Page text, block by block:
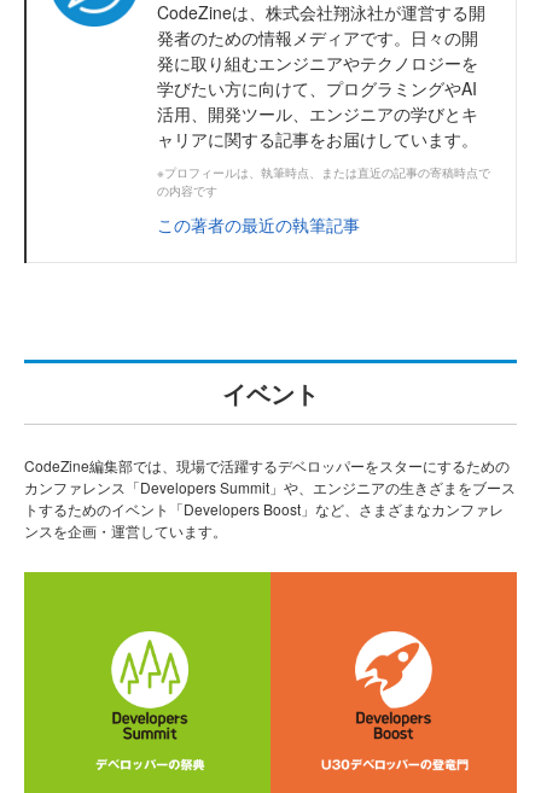
CodeZineは、株式会社翔泳社が運営する開
発者のための情報メディアです。日々の開
発に取り組むエンジニアやテクノロジーを
学びたい方に向けて、プログラミングやAI
活用、開発ツール、エンジニアの学びとキ
ャリアに関する記事をお届けしています。
※プロフィールは、執筆時点、または直近の記事の寄稿時点で
の内容です
この著者の最近の執筆記事
イベント
CodeZine編集部では、現場で活躍するデベロッパーをスターにするための
カンファレンス「Developers Summit」や、エンジニアの生きざまをブース
トするためのイベント「Developers Boost」など、さまざまなカンファレ
ンスを企画・運営しています。